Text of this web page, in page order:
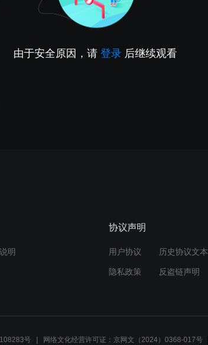
由于安全原因，请 登录 后继续观看
明
协议声明
用户协议 历史协议文本
隐私政策 反盗链声明
号 网络文化经营许可证：京网文（2024）0368-017号